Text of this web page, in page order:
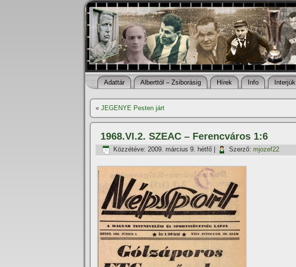
Adattár Alberttól – Zsiborásig Hí­rek Info Interjúk
« JEGENYE Pesten járt
1968.VI.2. SZEAC – Ferencváros 1:6
Közzétéve: 2009. március 9. hétfő Szerző: mjozef22